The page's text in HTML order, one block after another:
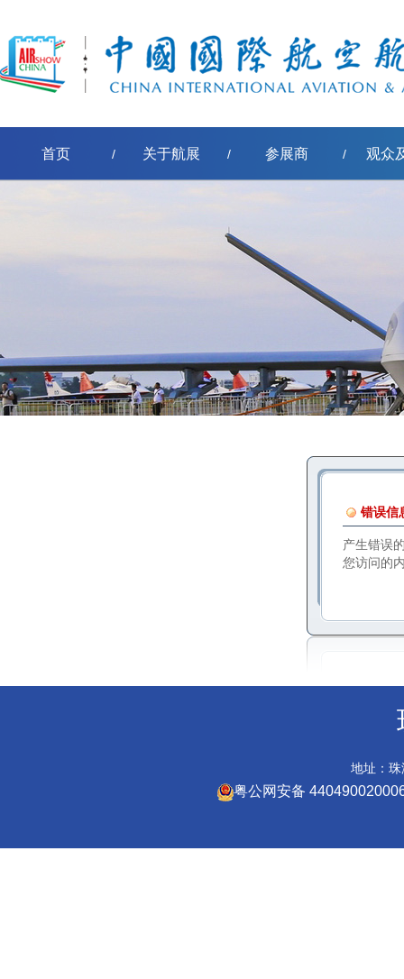
首页 / 关于航展 / 参展商 / 观众
[err:数据源标签'pe-取得节点名称'模板转换
错误信
产生错误
您访问的
地址：
粤公网安备